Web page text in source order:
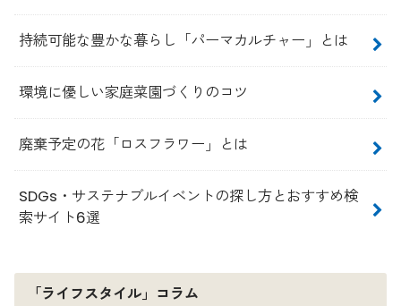
持続可能な豊かな暮らし「パーマカルチャー」とは
環境に優しい家庭菜園づくりのコツ
廃棄予定の花「ロスフラワー」とは
SDGs・サステナブルイベントの探し方とおすすめ検
索サイト6選
「ライフスタイル」コラム